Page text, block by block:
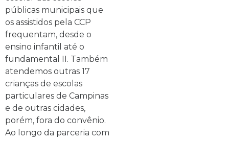
públicas municipais que
os assistidos pela CCP
frequentam, desde o
ensino infantil até o
fundamental II. Também
atendemos outras 17
crianças de escolas
particulares de Campinas
e de outras cidades,
porém, fora do convênio.
Ao longo da parceria com